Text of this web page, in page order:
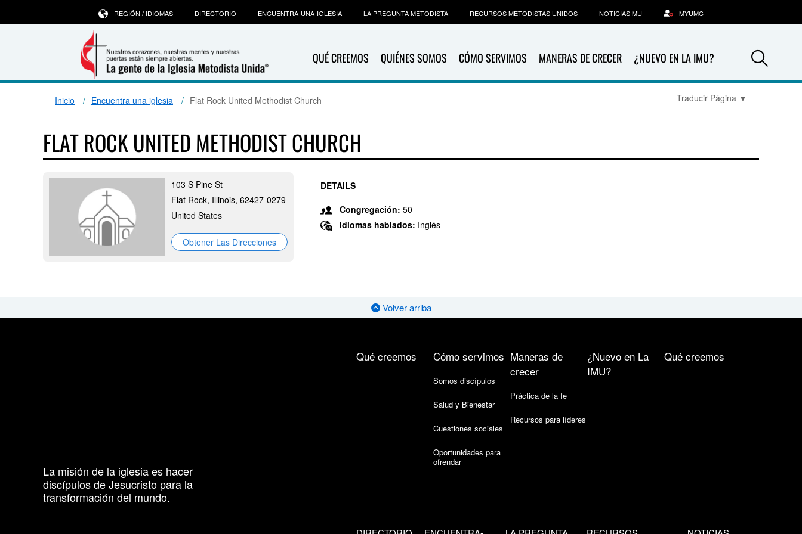
QUÉ CREEMOS QUIÉNES SOMOS CÓMO SERVIMOS MANERAS DE CRECER ¿NUEVO EN LA IMU?
REGIÓN / IDIOMAS DIRECTORIO ENCUENTRA-UNA-IGLESIA LA PREGUNTA METODISTA RECURSOS METODISTAS UNIDOS NOTICIAS MU MYUMC
Inicio Encuentra una iglesia Flat Rock United Methodist Church Traducir Página ▼
FLAT ROCK UNITED METHODIST CHURCH
103 S Pine St
Flat Rock, Illinois, 62427-0279
United States
Obtener Las Direcciones
DETAILS
Congregación: 50
Idiomas hablados: Inglés
Volver arriba
La misión de la iglesia es hacer
discípulos de Jesucristo para la
transformación del mundo.
Qué creemos Cómo servimos
Somos discípulos
Salud y Bienestar
Cuestiones sociales
Oportunidades para
ofrendar
Maneras de
crecer
Práctica de la fe
Recursos para líderes
¿Nuevo en La
IMU?
Qué creemos